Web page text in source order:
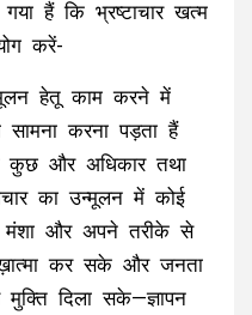
गया हैं कि भ्रष्टाचार खत्म
करें-
हेतू काम करने में
करना पड़ता हैं
और अधिकार तथा
का उन्मूलन में कोई
और अपने तरीके से
कर सके और जनता
मुक्ति दिला सके—ज्ञापन